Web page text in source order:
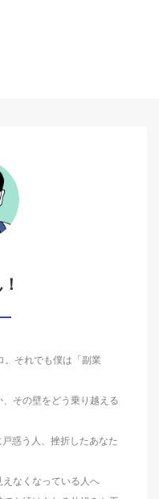
。それでも僕は「副業
その壁をどう乗り越える
惑う人、挫折したあなた
なくなっている人へ